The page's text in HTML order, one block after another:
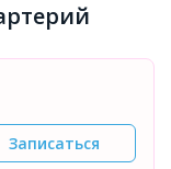
Записаться